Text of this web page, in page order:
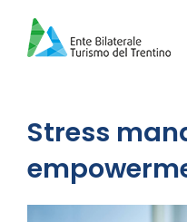
contenuto
Stress